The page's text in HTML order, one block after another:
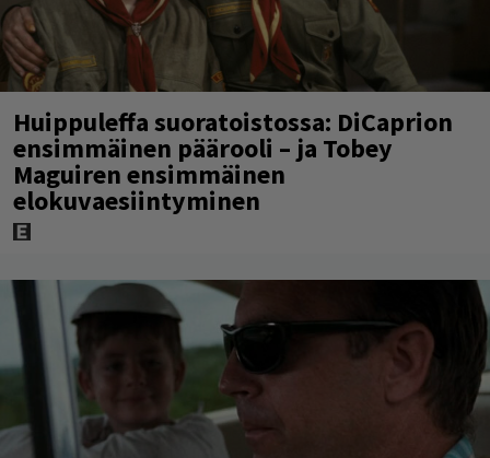
Huippuleffa suoratoistossa: DiCaprion
ensimmäinen päärooli – ja Tobey
Maguiren ensimmäinen
elokuvaesiintyminen